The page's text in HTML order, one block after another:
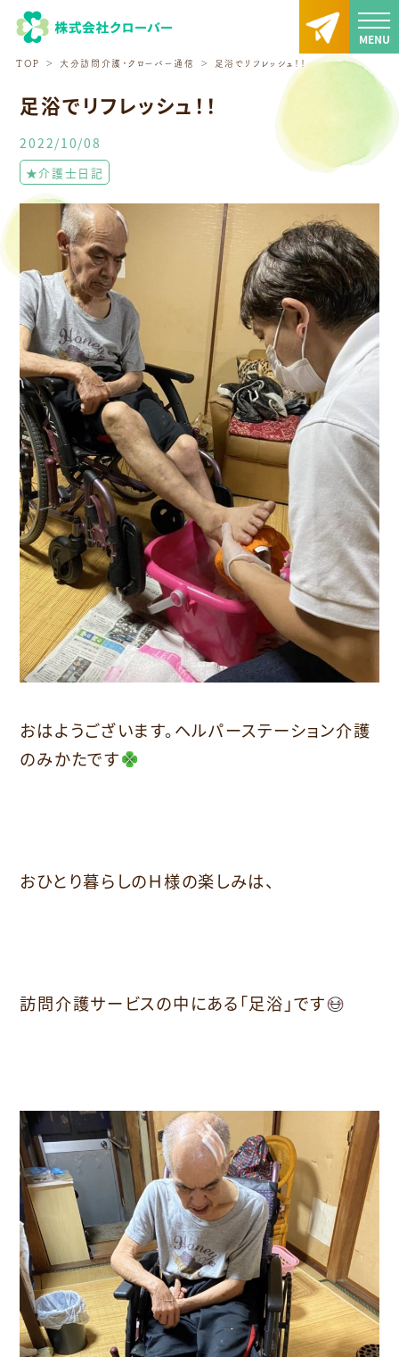
TOP 大分訪問介護・クローバー通信 足浴でリフレッシュ！！
足浴でリフレッシュ！！
2022/10/08
★介護士日記
おはようございます。ヘルパーステーション介護
のみかたです
おひとり暮らしのＨ様の楽しみは、
訪問介護サービスの中にある「足浴」です